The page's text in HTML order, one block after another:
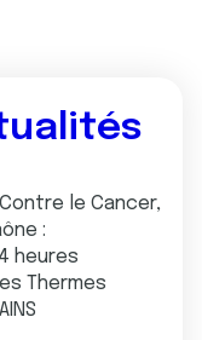
le Cancer,
:
heures
Thermes